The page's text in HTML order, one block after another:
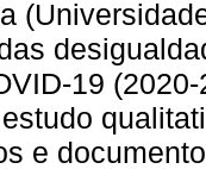
19
e